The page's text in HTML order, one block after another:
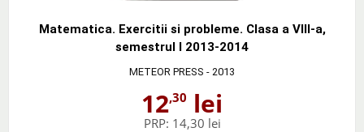
Matematica. Exercitii si probleme. Clasa a VIII-a,
semestrul I 2013-2014
METEOR PRESS - 2013
12,30 lei
PRP: 14,30 lei